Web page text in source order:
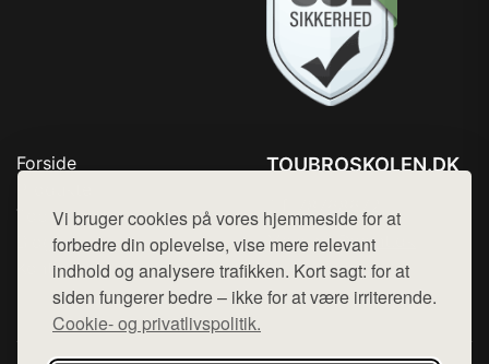
Vi bruger cookies på vores hjemmeside for at
forbedre din oplevelse, vise mere relevant
indhold og analysere trafikken. Kort sagt: for at
siden fungerer bedre – ikke for at være irriterende.
Cookie- og privatlivspolitik.
Forside
Top Rabatter
Blog
Kontakt
TOUBROSKOLEN.DK
Mail: hej@want.dk
Cookie- og privatlivspolitik